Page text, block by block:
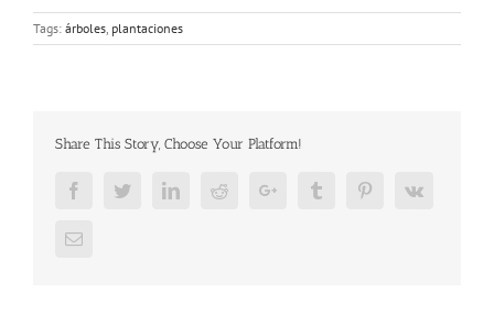
Tags: árboles, plantaciones
Share This Story, Choose Your Platform!
FacebookTwitterLinkedInRedditGoogle+ Tumblr PinterestVk
Email